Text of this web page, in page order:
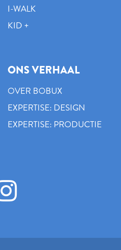
I-WALK
KID +
ONS VERHAAL
OVER BOBUX
EXPERTISE: DESIGN
EXPERTISE: PRODUCTIE